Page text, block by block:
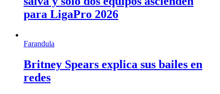
para LigaPro 2026
Farandula
Britney Spears explica sus bailes en
redes